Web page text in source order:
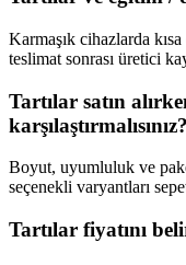
Karmaşık cihazlarda
teslimat sonrası üretici
Tartılar satın
karşılaştırmalısınız?
Boyut, uyumluluk ve
seçenekli varyantları
Tartılar fiyatını